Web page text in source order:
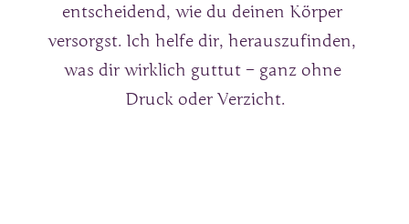
entscheidend, wie du deinen Körper
versorgst. Ich helfe dir, herauszufinden,
was dir wirklich guttut – ganz ohne
Druck oder Verzicht.